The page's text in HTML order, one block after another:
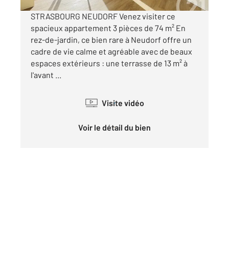
STRASBOURG NEUDORF Venez visiter ce
spacieux appartement 3 pièces de 74 m² En
rez-de-jardin, ce bien rare à Neudorf offre un
cadre de vie calme et agréable avec de beaux
espaces extérieurs : une terrasse de 13 m² à
l'avant ...
Visite vidéo
Voir le détail du bien